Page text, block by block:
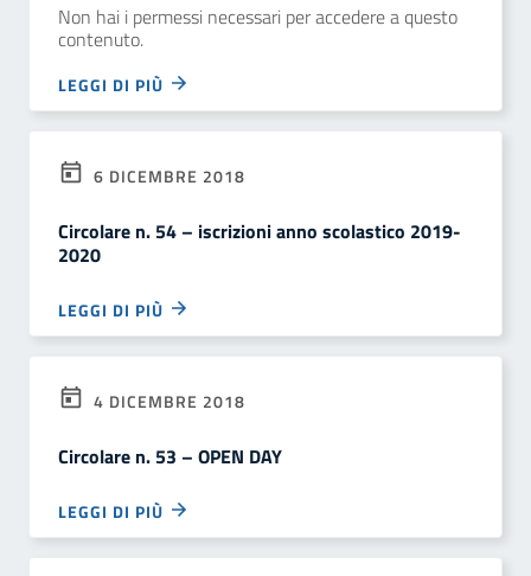
Non hai i permessi necessari per accedere a questo
contenuto.
LEGGI DI PIÙ
6 DICEMBRE 2018
Circolare n. 54 – iscrizioni anno scolastico 2019-
2020
LEGGI DI PIÙ
4 DICEMBRE 2018
Circolare n. 53 – OPEN DAY
LEGGI DI PIÙ